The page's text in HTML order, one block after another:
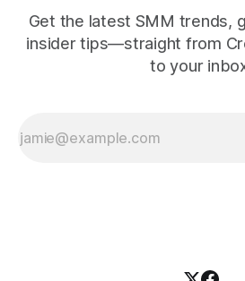
Get the latest SMM trends,
insider tips—straight from
to your